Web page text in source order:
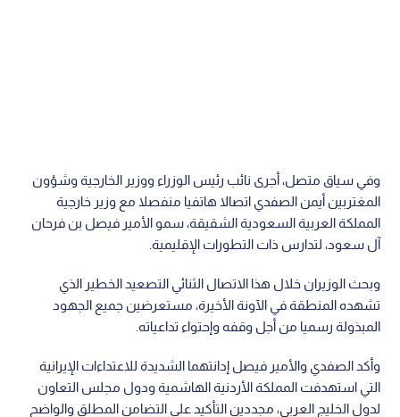
وفي سياق متصل، أجرى نائب رئيس الوزراء ووزير الخارجية وشؤون
المغتربين أيمن الصفدي اتصالا هاتفيا منفصلا مع وزير خارجية
المملكة العربية السعودية الشقيقة، سمو الأمير فيصل بن فرحان
آل سعود، لتدارس ذات التطورات الإقليمية.
وبحث الوزيران خلال هذا الاتصال الثنائي التصعيد الخطير الذي
تشهده المنطقة في الآونة الأخيرة، مستعرضين جميع الجهود
المبذولة رسميا من أجل وقفه وإحتواء تداعياته.
وأكد الصفدي والأمير فيصل إدانتهما الشديدة للاعتداءات الإيرانية
التي استهدفت المملكة الأردنية الهاشمية ودول مجلس التعاون
لدول الخليج العربي، مجددين التأكيد على التضامن المطلق والواضح